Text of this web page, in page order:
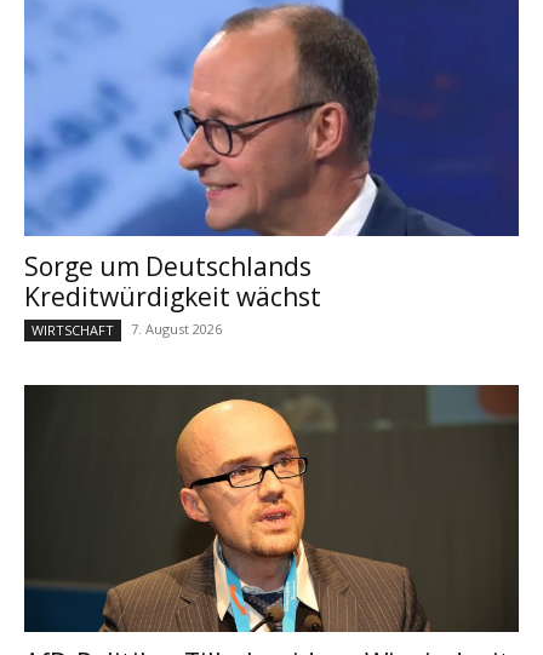
Sorge um Deutschlands
Kreditwürdigkeit wächst
WIRTSCHAFT 7. August 2026